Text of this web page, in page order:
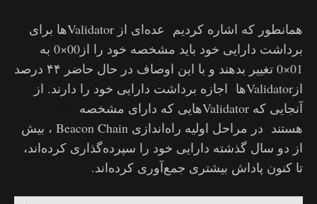
همانطور که اشاره کردیم عده‌ای از Validatorها برای
برداشت دارایی خود باید مشخصه خود را از00×0 به
01×0 تغییر بدهند و با این اوصاف در حال حاضر ۴۴ درصد
ازValidatorها اجازه برداشت دارایی خود را دارند. از
آنجایی که Validatorهایی که دارای مشخصه
هستند
در مراحل اولیه راه‌اندازی Beacon Chain ، بیش
از دو سال گذشته دارایی خود را سپرده‌گذاری کرده‌اند،
تا کنون پاداش بیشتری جمع‌آوری کرده‌اند.